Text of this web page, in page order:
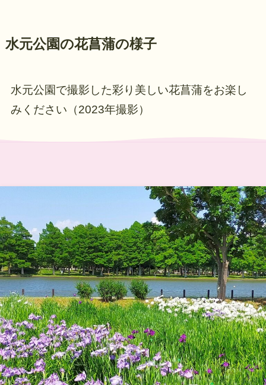
水元公園の花菖蒲の様子
水元公園で撮影した彩り美しい花菖蒲をお楽し
みください（2023年撮影）